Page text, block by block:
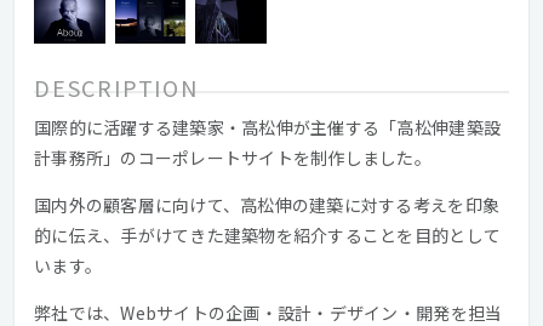
DESCRIPTION
国際的に活躍する建築家・高松伸が主催する「高松伸建築設
計事務所」のコーポレートサイトを制作しました。
国内外の顧客層に向けて、⾼松伸の建築に対する考えを印象
的に伝え、手がけてきた建築物を紹介することを目的として
います。
弊社では、Webサイトの企画・設計・デザイン・開発を担当